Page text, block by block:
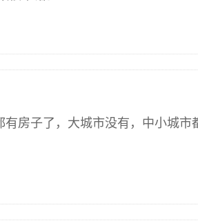
房子了，大城市没有，中小城市